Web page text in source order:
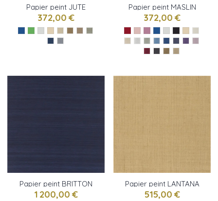
Papier peint JUTE
WEAVE de Ralph Lauren
372,00 €
Papier peint MASLIN
WEAVE de Ralph Lauren
372,00 €
Papier peint BRITTON
SILK de Ralph Lauren
1 200,00 €
Papier peint LANTANA
WEAVE de Ralph Lauren
515,00 €